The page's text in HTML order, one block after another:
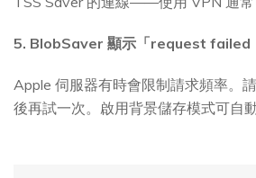
5. BlobSaver 顯示「request failed
Apple 伺服器有時會限制請求頻率。
後再試一次。啟用背景儲存模式可自